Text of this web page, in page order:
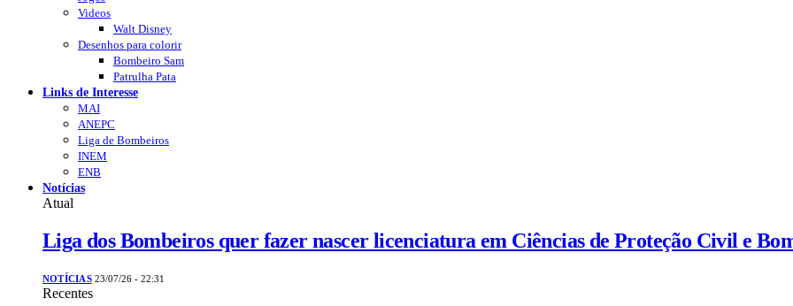
Videos
Walt Disney
Desenhos para colorir
Bombeiro Sam
Patrulha Pata
Links de Interesse
MAI
ANEPC
Liga de Bombeiros
INEM
ENB
Notícias
Atual
Liga dos Bombeiros quer fazer nascer licenciatura em Ciências de Proteção Civil e
NOTÍCIAS 23/07/26 - 22:31
Recentes